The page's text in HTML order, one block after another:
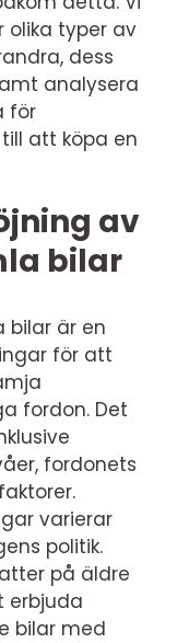
olika typer av
dess
analysera
för
att köpa en
av
bilar
bilar är en
för att
fordon. Det
fordonets
varierar
politik.
på äldre
erbjuda
bilar med